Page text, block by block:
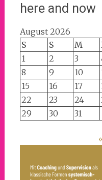
here and now
August 2026
S
S M
1
2 3
8
9 10
15
16 17
22
23 24
29
30 31